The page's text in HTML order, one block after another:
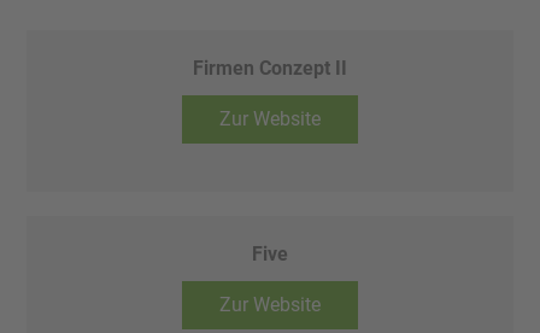
Firmen Conzept II
Zur Website
Five
Zur Website